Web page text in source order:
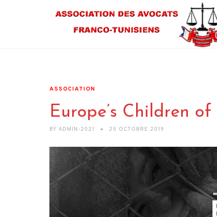
ASSOCIATION
Europe’s Children of
BY ADMIN-2021 25 OCTOBRE 2019